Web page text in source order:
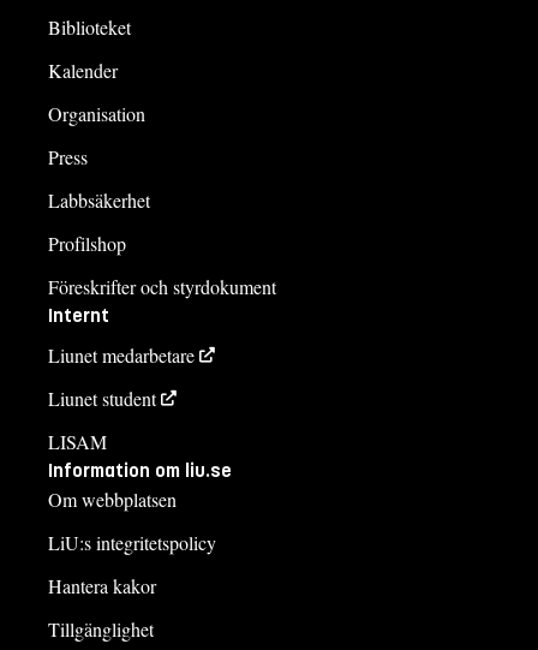
Biblioteket
Kalender
Organisation
Press
Labbsäkerhet
Profilshop
Föreskrifter och styrdokument
Internt
Liunet medarbetare
Liunet student
LISAM
Information om liu.se
Om webbplatsen
LiU:s integritetspolicy
Hantera kakor
Tillgänglighet